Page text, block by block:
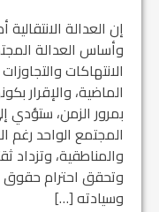
إن العدالة
وأساس العدالة
الانتهاكات
الماضية، والإقرار
بمرور الزمن، ستؤدي
المجتمع الواحد رغم
والمناطقية،
وتحقق احترام حقوق
وسيادته […]